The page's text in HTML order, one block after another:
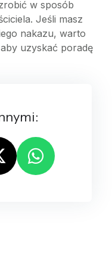
w sposób
Jeśli masz
nakazu, warto
uzyskać poradę